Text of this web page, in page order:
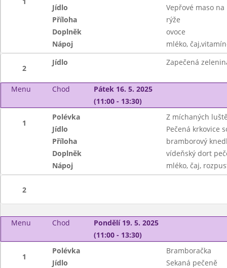
Jídlo
Vepřové maso
Příloha
rýže
Doplněk
ovoce
Nápoj
mléko,
2
Jídlo Zapečená
Menu Chod
Pátek 16. 5. 2025
(11:00 - 13:30)
1
Polévka
Z míchaných
Jídlo
Pečená krkovice
Příloha
bramborový
Doplněk
vídeňský dort
Nápoj
mléko, čaj,
2
Menu Chod
Pondělí 19. 5. 2025
(11:00 - 13:30)
1
Polévka
Bramboračka
Jídlo
Sekaná pečeně